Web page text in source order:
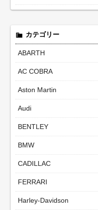
カテゴリー
ABARTH
AC COBRA
Aston Martin
Audi
BENTLEY
BMW
CADILLAC
FERRARI
Harley-Davidson